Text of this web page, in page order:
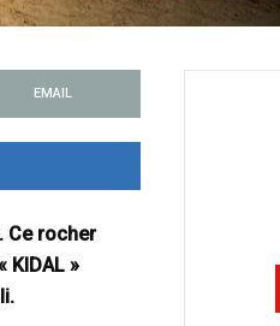
EMAIL
Ce rocher
KIDAL »